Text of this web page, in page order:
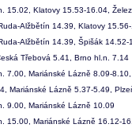
15.02, Klatovy 15.53-16.04,
Alžbětín 14.39, Klatovy
Alžbětín 14.39, Špišák
Třebová 5.41, Brno hl.n. 7.14
7.00, Mariánské Lázně 8.09-
Mariánské Lázně 5.37-5.49,
9.00, Mariánské Lázně 10.09
15.00, Mariánské Lázně 16.12-